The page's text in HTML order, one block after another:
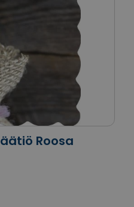
Roosa